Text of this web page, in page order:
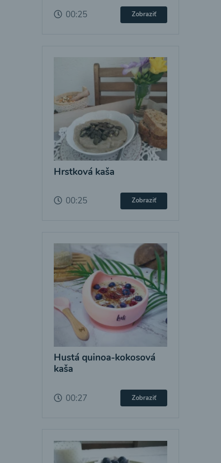
00:25 Zobraziť
Hrstková kaša
00:25 Zobraziť
Hustá quinoa-kokosová
kaša
00:27 Zobraziť